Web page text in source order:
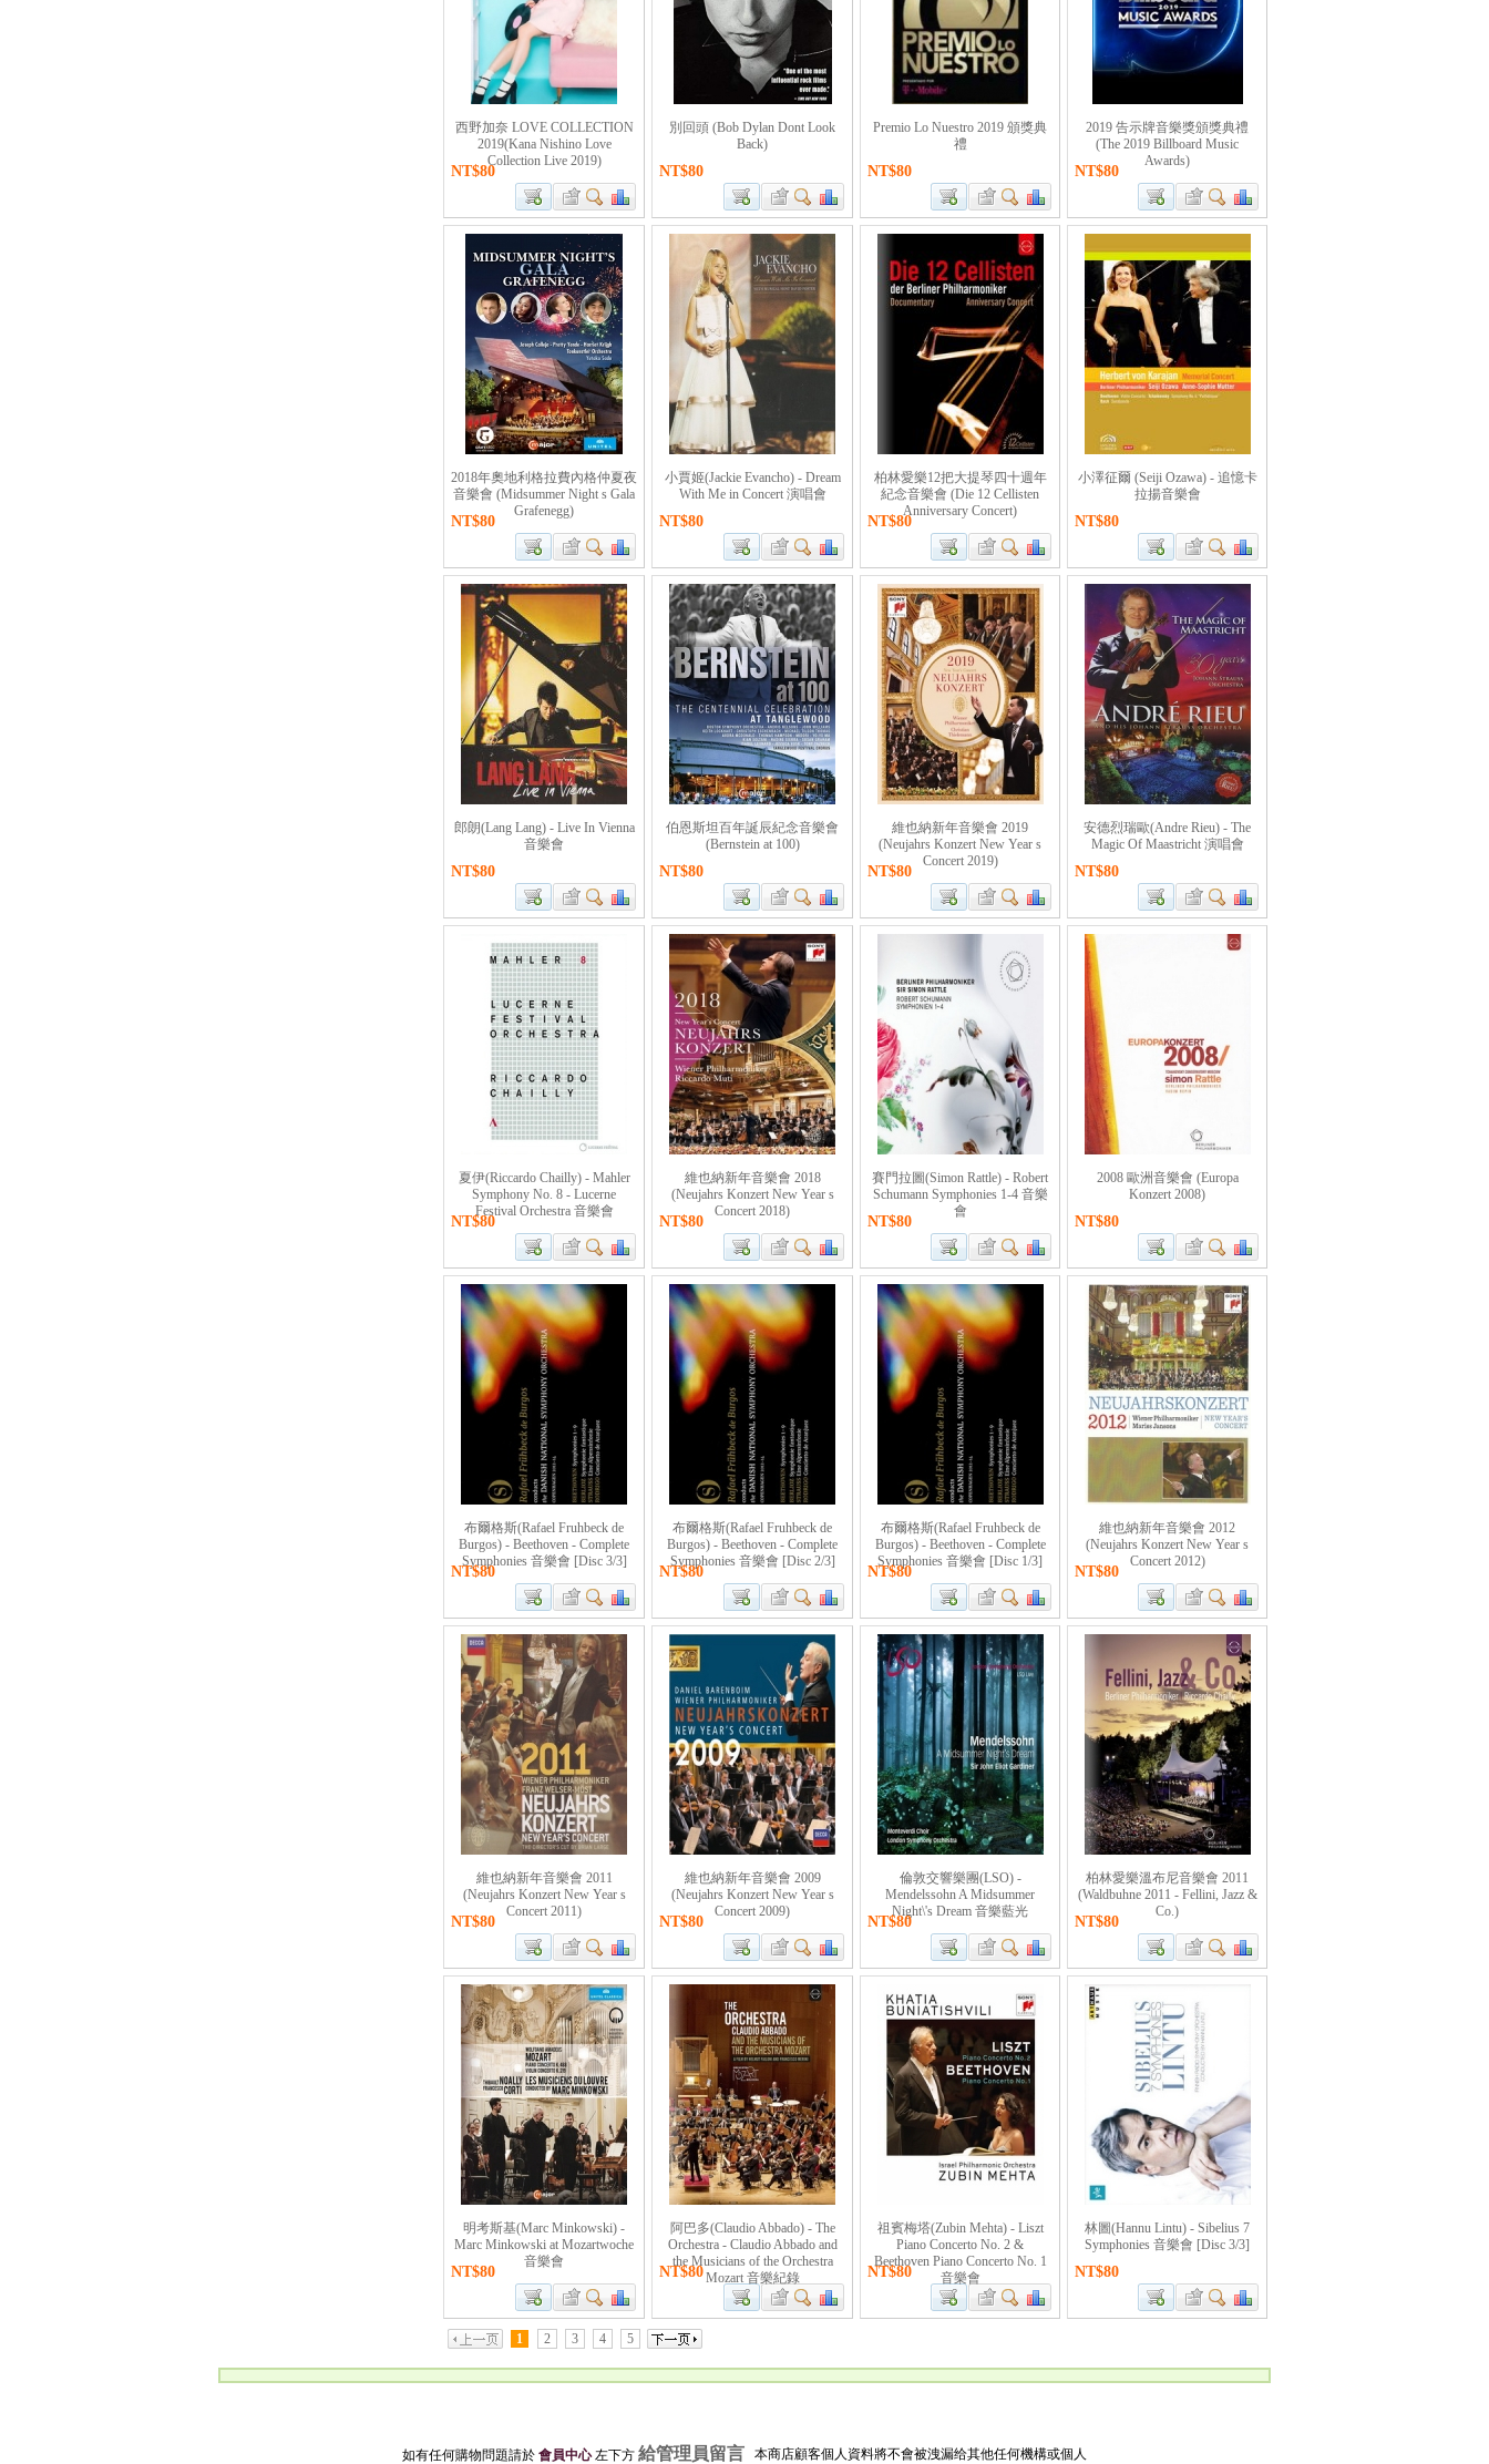
西野加奈 LOVE COLLECTION
2019(Kana Nishino Love
Collection Live 2019)
NT$80
別回頭 (Bob Dylan Dont Look
Back)
NT$80
Premio Lo Nuestro 2019 頒獎典
禮
NT$80
2019 告示牌音樂獎頒獎典禮
(The 2019 Billboard Music
Awards)
NT$80
2018年奧地利格拉費內格仲夏夜
音樂會 (Midsummer Night s Gala
Grafenegg)
NT$80
小賈姬(Jackie Evancho) - Dream
With Me in Concert 演唱會
NT$80
柏林愛樂12把大提琴四十週年
紀念音樂會 (Die 12 Cellisten
Anniversary Concert)
NT$80
小澤征爾 (Seiji Ozawa) - 追憶卡
拉揚音樂會
NT$80
郎朗(Lang Lang) - Live In Vienna
音樂會
NT$80
伯恩斯坦百年誕辰紀念音樂會
(Bernstein at 100)
NT$80
維也納新年音樂會 2019
(Neujahrs Konzert New Year s
Concert 2019)
NT$80
安德烈瑞歐(Andre Rieu) - The
Magic Of Maastricht 演唱會
NT$80
夏伊(Riccardo Chailly) - Mahler
Symphony No. 8 - Lucerne
Festival Orchestra 音樂會
NT$80
維也納新年音樂會 2018
(Neujahrs Konzert New Year s
Concert 2018)
NT$80
賽門拉圖(Simon Rattle) - Robert
Schumann Symphonies 1-4 音樂
會
NT$80
2008 歐洲音樂會 (Europa
Konzert 2008)
NT$80
布爾格斯(Rafael Fruhbeck de
Burgos) - Beethoven - Complete
Symphonies 音樂會 [Disc 3/3]
NT$80
布爾格斯(Rafael Fruhbeck de
Burgos) - Beethoven - Complete
Symphonies 音樂會 [Disc 2/3]
NT$80
布爾格斯(Rafael Fruhbeck de
Burgos) - Beethoven - Complete
Symphonies 音樂會 [Disc 1/3]
NT$80
維也納新年音樂會 2012
(Neujahrs Konzert New Year s
Concert 2012)
NT$80
維也納新年音樂會 2011
(Neujahrs Konzert New Year s
Concert 2011)
NT$80
維也納新年音樂會 2009
(Neujahrs Konzert New Year s
Concert 2009)
NT$80
倫敦交響樂團(LSO) -
Mendelssohn A Midsummer
Night\'s Dream 音樂藍光
NT$80
柏林愛樂溫布尼音樂會 2011
(Waldbuhne 2011 - Fellini, Jazz &
Co.)
NT$80
明考斯基(Marc Minkowski) -
Marc Minkowski at Mozartwoche
音樂會
NT$80
阿巴多(Claudio Abbado) - The
Orchestra - Claudio Abbado and
the Musicians of the Orchestra
Mozart 音樂紀錄
NT$80
祖賓梅塔(Zubin Mehta) - Liszt
Piano Concerto No. 2 &
Beethoven Piano Concerto No. 1
音樂會
NT$80
林圖(Hannu Lintu) - Sibelius 7
Symphonies 音樂會 [Disc 3/3]
NT$80
1 2 3 4 5
如有任何購物問題請於 會員中心左下方 給管理員留言 本商店顧客個人資料將不會被洩漏给其他任何機構或個人